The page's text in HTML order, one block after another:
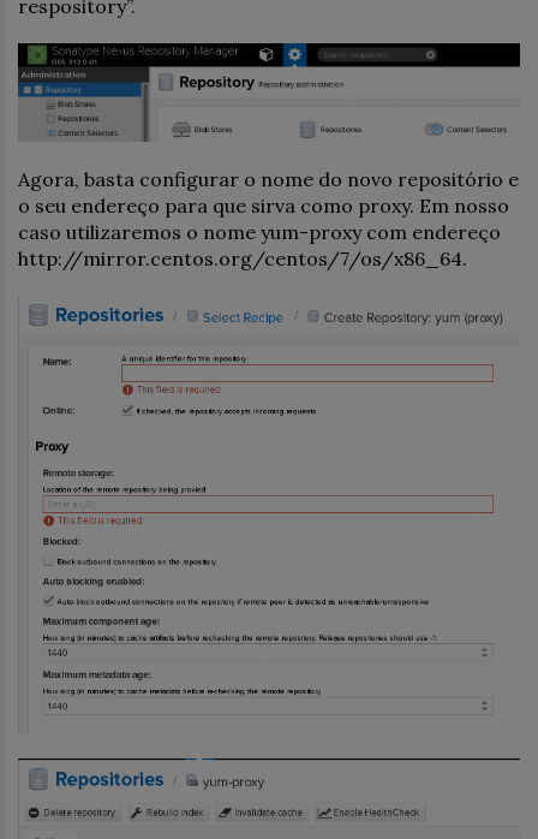
respository”.
Agora, basta configurar o nome do novo repositório e
o seu endereço para que sirva como proxy. Em nosso
caso utilizaremos o nome yum-proxy com endereço
http://mirror.centos.org/centos/7/os/x86_64.